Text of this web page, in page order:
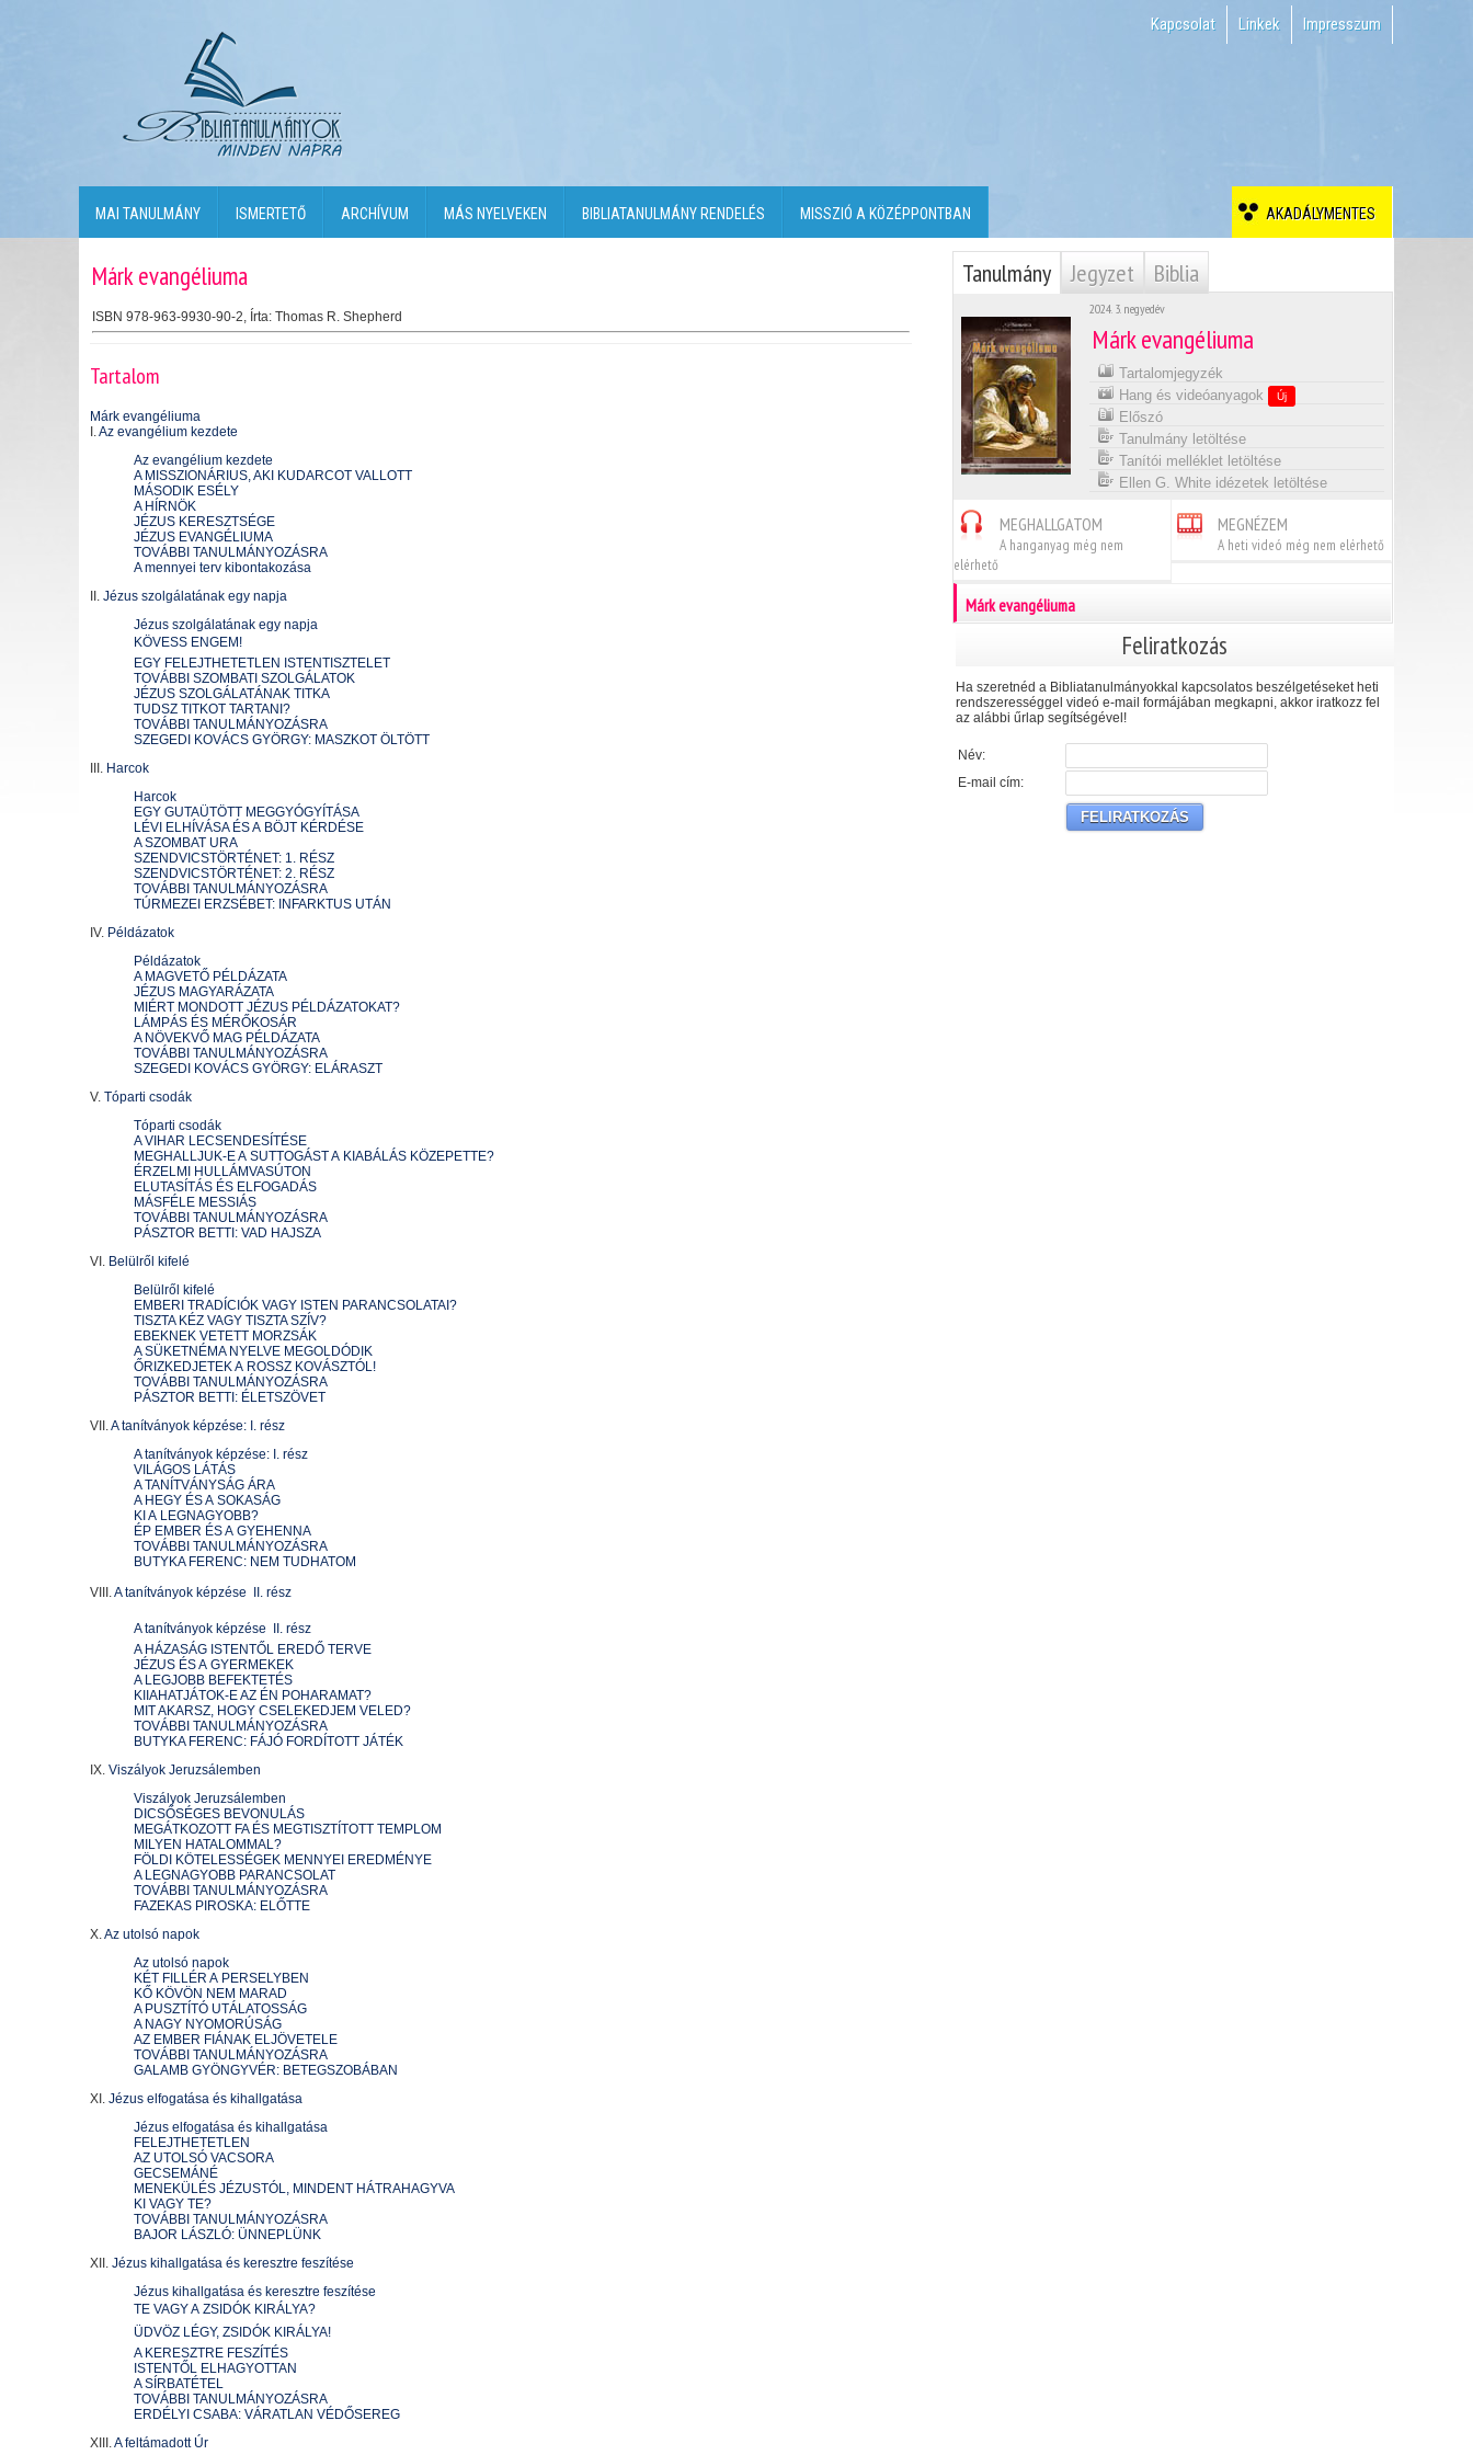
Kapcsolat Linkek Impresszum
MAI TANULMÁNY ISMERTETŐ ARCHÍVUM MÁS NYELVEKEN BIBLIATANULMÁNY RENDELÉS MISSZIÓ A KÖZÉPPONTBAN AKADÁLYMENTES
Márk evangéliuma
ISBN 978-963-9930-90-2, Írta: Thomas R. Shepherd
Tartalom
Márk evangéliuma
I.Az evangélium kezdete
Az evangélium kezdete
A MISSZIONÁRIUS, AKI KUDARCOT VALLOTT
MÁSODIK ESÉLY
A HÍRNÖK
JÉZUS KERESZTSÉGE
JÉZUS EVANGÉLIUMA
TOVÁBBI TANULMÁNYOZÁSRA
A mennyei terv kibontakozása
II. Jézus szolgálatának egy napja
Jézus szolgálatának egy napja
KÖVESS ENGEM!
EGY FELEJTHETETLEN ISTENTISZTELET
TOVÁBBI SZOMBATI SZOLGÁLATOK
JÉZUS SZOLGÁLATÁNAK TITKA
TUDSZ TITKOT TARTANI?
TOVÁBBI TANULMÁNYOZÁSRA
SZEGEDI KOVÁCS GYÖRGY: MASZKOT ÖLTÖTT
III. Harcok
Harcok
EGY GUTAÜTÖTT MEGGYÓGYÍTÁSA
LÉVI ELHÍVÁSA ÉS A BÖJT KÉRDÉSE
A SZOMBAT URA
SZENDVICSTÖRTÉNET: 1. RÉSZ
SZENDVICSTÖRTÉNET: 2. RÉSZ
TOVÁBBI TANULMÁNYOZÁSRA
TÚRMEZEI ERZSÉBET: INFARKTUS UTÁN
IV. Példázatok
Példázatok
A MAGVETŐ PÉLDÁZATA
JÉZUS MAGYARÁZATA
MIÉRT MONDOTT JÉZUS PÉLDÁZATOKAT?
LÁMPÁS ÉS MÉRŐKOSÁR
A NÖVEKVŐ MAG PÉLDÁZATA
TOVÁBBI TANULMÁNYOZÁSRA
SZEGEDI KOVÁCS GYÖRGY: ELÁRASZT
V. Tóparti csodák
Tóparti csodák
A VIHAR LECSENDESÍTÉSE
MEGHALLJUK-E A SUTTOGÁST A KIABÁLÁS KÖZEPETTE?
ÉRZELMI HULLÁMVASÚTON
ELUTASÍTÁS ÉS ELFOGADÁS
MÁSFÉLE MESSIÁS
TOVÁBBI TANULMÁNYOZÁSRA
PÁSZTOR BETTI: VAD HAJSZA
VI. Belülről kifelé
Belülről kifelé
EMBERI TRADÍCIÓK VAGY ISTEN PARANCSOLATAI?
TISZTA KÉZ VAGY TISZTA SZÍV?
EBEKNEK VETETT MORZSÁK
A SÜKETNÉMA NYELVE MEGOLDÓDIK
ŐRIZKEDJETEK A ROSSZ KOVÁSZTÓL!
TOVÁBBI TANULMÁNYOZÁSRA
PÁSZTOR BETTI: ÉLETSZÖVET
VII.A tanítványok képzése: I. rész
A tanítványok képzése: I. rész
VILÁGOS LÁTÁS
A TANÍTVÁNYSÁG ÁRA
A HEGY ÉS A SOKASÁG
KI A LEGNAGYOBB?
ÉP EMBER ÉS A GYEHENNA
TOVÁBBI TANULMÁNYOZÁSRA
BUTYKA FERENC: NEM TUDHATOM
VIII.A tanítványok képzése  II. rész
A tanítványok képzése  II. rész
A HÁZASÁG ISTENTŐL EREDŐ TERVE
JÉZUS ÉS A GYERMEKEK
A LEGJOBB BEFEKTETÉS
KIIAHATJÁTOK-E AZ ÉN POHARAMAT?
MIT AKARSZ, HOGY CSELEKEDJEM VELED?
TOVÁBBI TANULMÁNYOZÁSRA
BUTYKA FERENC: FÁJÓ FORDÍTOTT JÁTÉK
IX. Viszályok Jeruzsálemben
Viszályok Jeruzsálemben
DICSŐSÉGES BEVONULÁS
MEGÁTKOZOTT FA ÉS MEGTISZTÍTOTT TEMPLOM
MILYEN HATALOMMAL?
FÖLDI KÖTELESSÉGEK MENNYEI EREDMÉNYE
A LEGNAGYOBB PARANCSOLAT
TOVÁBBI TANULMÁNYOZÁSRA
FAZEKAS PIROSKA: ELŐTTE
X.Az utolsó napok
Az utolsó napok
KÉT FILLÉR A PERSELYBEN
KŐ KÖVÖN NEM MARAD
A PUSZTÍTÓ UTÁLATOSSÁG
A NAGY NYOMORÚSÁG
AZ EMBER FIÁNAK ELJÖVETELE
TOVÁBBI TANULMÁNYOZÁSRA
GALAMB GYÖNGYVÉR: BETEGSZOBÁBAN
XI. Jézus elfogatása és kihallgatása
Jézus elfogatása és kihallgatása
FELEJTHETETLEN
AZ UTOLSÓ VACSORA
GECSEMÁNÉ
MENEKÜLÉS JÉZUSTÓL, MINDENT HÁTRAHAGYVA
KI VAGY TE?
TOVÁBBI TANULMÁNYOZÁSRA
BAJOR LÁSZLÓ: ÜNNEPLÜNK
XII. Jézus kihallgatása és keresztre feszítése
Jézus kihallgatása és keresztre feszítése
TE VAGY A ZSIDÓK KIRÁLYA?
ÜDVÖZ LÉGY, ZSIDÓK KIRÁLYA!
A KERESZTRE FESZÍTÉS
ISTENTŐL ELHAGYOTTAN
A SÍRBATÉTEL
TOVÁBBI TANULMÁNYOZÁSRA
ERDÉLYI CSABA: VÁRATLAN VÉDŐSEREG
XIII.A feltámadott Úr
Tanulmány Jegyzet Biblia
2024. 3. negyedév
Márk evangéliuma
Tartalomjegyzék
Hang és videóanyagok
Új
Előszó
Tanulmány letöltése
Tanítói melléklet letöltése
Ellen G. White idézetek letöltése
MEGHALLGATOM
A hanganyag még nem
elérhető
MEGNÉZEM
A heti videó még nem elérhető
Márk evangéliuma
Feliratkozás
Ha szeretnéd a Bibliatanulmányokkal kapcsolatos beszélgetéseket heti
rendszerességgel videó e-mail formájában megkapni, akkor iratkozz fel
az alábbi űrlap segítségével!
Név:
E-mail cím: